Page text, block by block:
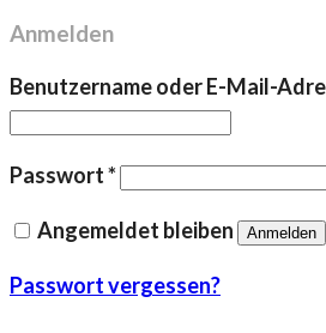
Anmelden
Benutzername oder E-Mail-
Passwort*Erforderlich
Angemeldet bleiben Anmelden
Passwort vergessen?